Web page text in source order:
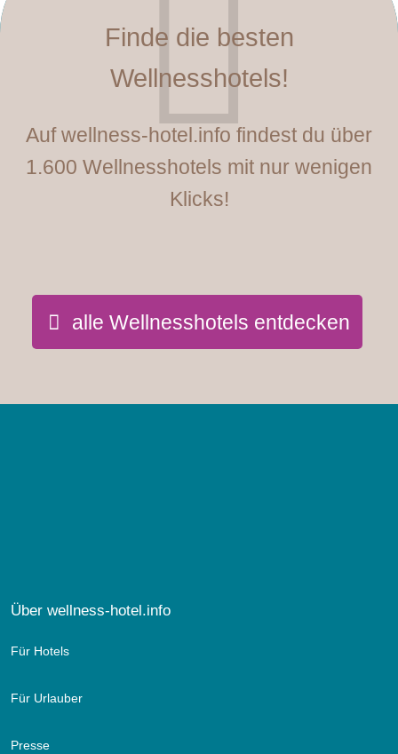
Finde die besten
Wellnesshotels!
Auf wellness-hotel.info findest du über
1.600 Wellnesshotels mit nur wenigen
Klicks!
alle Wellnesshotels entdecken
Über wellness-hotel.info
Für Hotels
Für Urlauber
Presse